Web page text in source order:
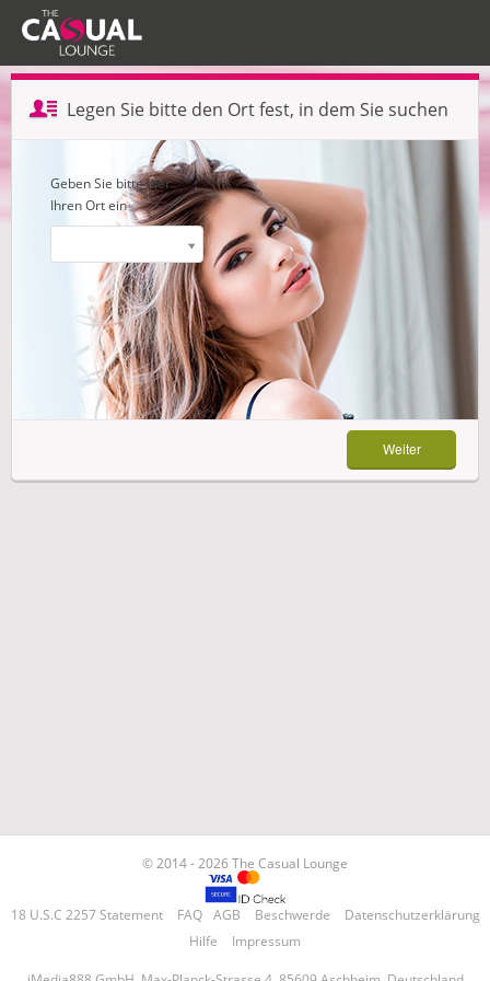
Profil erstellen — Schritt 1 von 3
Legen Sie bitte den Ort fest, in dem Sie suchen
Weiter
Geben Sie bitte hier
Ihren Ort ein
Weiter
© 2014 - 2026 The Casual Lounge
18 U.S.C 2257 Statement FAQ AGB Beschwerde
Datenschutzerklärung
Hilfe
Impressum